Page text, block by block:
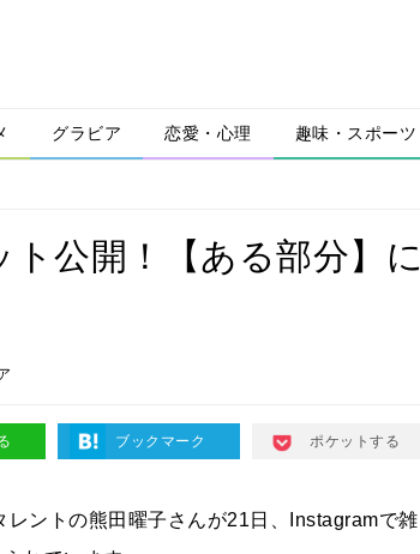
グラビア 恋愛・心理 趣味・スポーツ
公開！【ある部分】に
ブックマーク ポケットする
ントの熊田曜子さんが21日、
Instagramで雑